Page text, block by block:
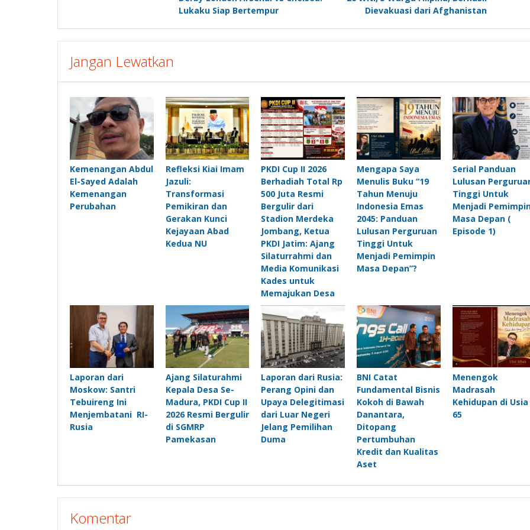
Lukaku Siap Bertempur
Dievakuasi dari Afghanistan
Jangan Lewatkan
Kemenangan Abdul
El-Sayed Adalah
Kemenangan
Perubahan
Refleksi Kiai Imam
Jazuli:
Transformasi
Pemikiran dan
Gerakan Kunci
Kejayaan Abad
Kedua NU
PKDI Cup II 2026
Berhadiah Total Rp
500 Juta Resmi
Bergulir dari
Stadion Merdeka
Jombang, Ketua
PKDI Jatim: Ajang
Silaturrahmi dan
Media Komunikasi
Kades untuk
Memajukan Desa
Mengapa Saya
Menulis Buku “19
Tahun Menuju
Indonesia Emas
2045: Panduan
Lulusan Perguruan
Tinggi Untuk
Menjadi Pemimpin
Masa Depan”?
Serial Panduan
Lulusan
Tinggi Untuk
Menjadi
Masa Depan (
Episode 1)
Laporan dari
Moskow: Santri
Tebuireng Ini
Menjembatani RI-
Rusia
Ajang Silaturahmi
Kepala Desa Se-
Madura, PKDI Cup II
2026 Resmi Bergulir
di SGMRP
Pamekasan
Laporan dari Rusia:
Perang Opini dan
Upaya Delegitimasi
dari Luar Negeri
Jelang Pemilihan
Duma
BNI Catat
Fundamental Bisnis
Kokoh di Bawah
Danantara,
Ditopang
Pertumbuhan
Kredit dan Kualitas
Aset
Menengok
Madrasah
Kehidupan di Usia
65
Komentar